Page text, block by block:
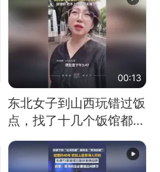
00:13
东北女子到山西玩错过饭
点，找了十几个饭馆都没
开门：午休到几点